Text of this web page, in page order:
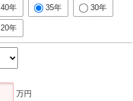
40年 35年 30年
20年
万円